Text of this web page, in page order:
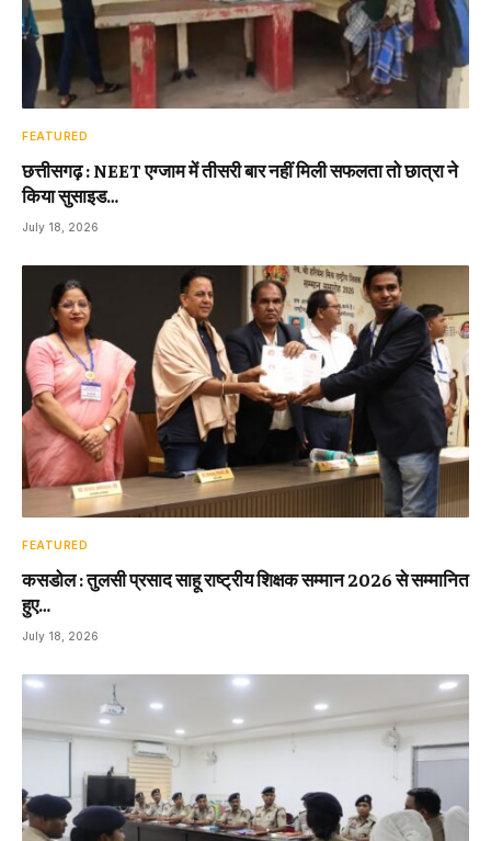
FEATURED
छत्तीसगढ़ : NEET एग्जाम में तीसरी बार नहीं मिली सफलता तो छात्रा ने
किया सुसाइड…
July 18, 2026
FEATURED
कसडोल : तुलसी प्रसाद साहू राष्ट्रीय शिक्षक सम्मान 2026 से सम्मानित
हुए…
July 18, 2026